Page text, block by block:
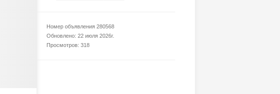
Номер объявления 280568
Обновлено: 22 июля 2026г.
Просмотров: 318